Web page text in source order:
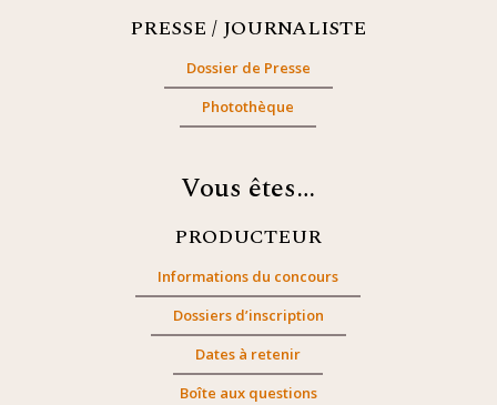
PRESSE / JOURNALISTE
Dossier de Presse
Photothèque
Vous êtes…
PRODUCTEUR
Informations du concours
Dossiers d’inscription
Dates à retenir
Boîte aux questions